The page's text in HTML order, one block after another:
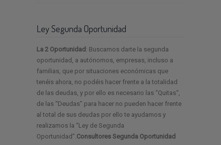
Ley Segunda Oportunidad
La 2 Oportunidad : Buscamos darte la segunda
oportunidad, a autónomos, empresas, incluso a
familias, que por situaciones económicas que
tenéis ahora, no podéis hacer frente a la totalidad
de las deudas, y por ello es necesario las “Quitas“,
de las “Deudas” para hacer no pueden hacer frente
al total de sus deudas por ello te ayudamos y
realizamos la “Ley de Segunda
Oportunidad”. Consultores Segunda Oportunidad